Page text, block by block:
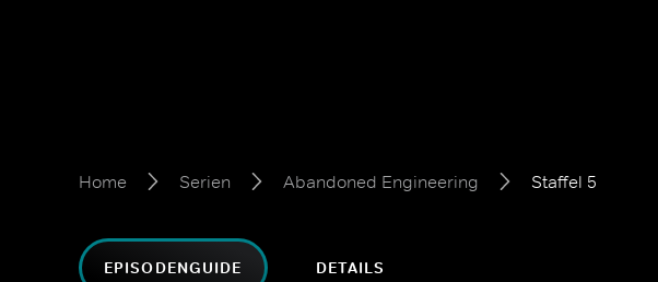
Home Serien Abandoned Engineering Staffel 5
EPISODENGUIDE DETAILS